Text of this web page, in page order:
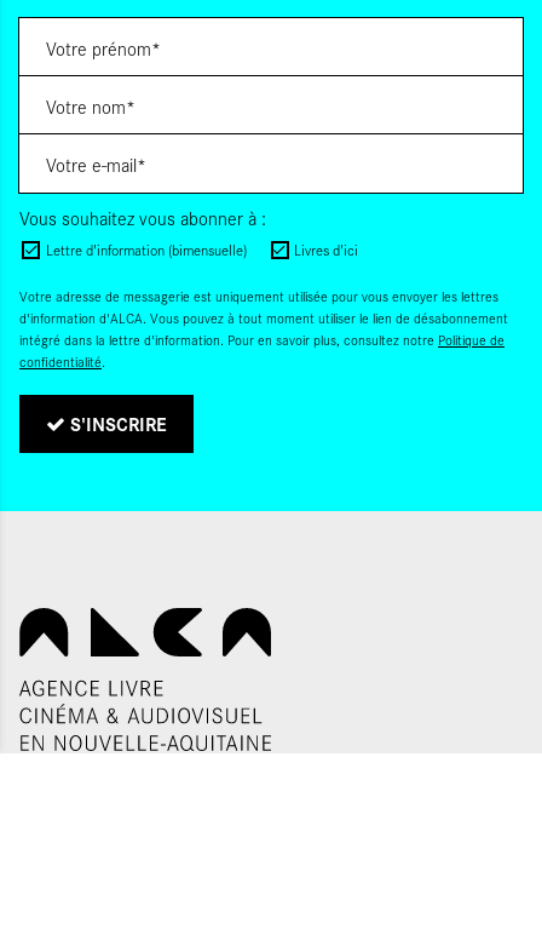
Vous souhaitez vous abonner à :
Lettre d'information (bimensuelle) Livres d'ici
Votre adresse de messagerie est uniquement utilisée pour vous envoyer les lettres
d'information d'ALCA. Vous pouvez à tout moment utiliser le lien de désabonnement
intégré dans la lettre d'information. Pour en savoir plus, consultez notre Politique de
confidentialité.
S'INSCRIRE